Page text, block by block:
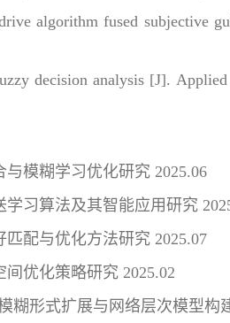
algorithm fused subjective
decision analysis [J]. Applied
模糊学习优化研究 2025.06
习算法及其智能应用研究
配与优化方法研究 2025.07
优化策略研究 2025.02
形式扩展与网络层次模型构